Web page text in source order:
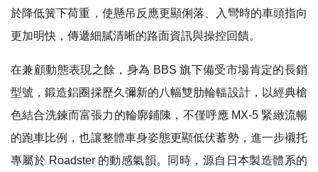
於降低簧下荷重，使懸吊反應更顯俐落、入彎時的車頭指向
更加明快，傳遞細膩清晰的路面資訊與操控回饋。
在兼顧動態表現之餘，身為 BBS 旗下備受市場肯定的長銷
型號，鍛造鋁圈採歷久彌新的八幅雙肋輪輻設計，以經典槍
色結合洗鍊而富張力的輪廓鋪陳，不僅呼應 MX-5 緊緻流暢
的跑車比例，也讓整體車身姿態更顯低伏蓄勢，進一步襯托
專屬於 Roadster 的動感氣韻。同時，源自日本製造體系的